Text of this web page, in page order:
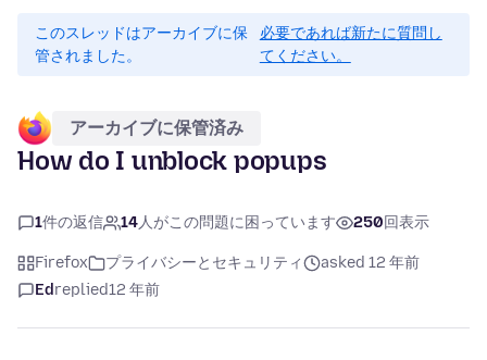
このスレッドはアーカイブに保
管されました。
必要であれば新たに質問し
てください。
アーカイブに保管済み
How do I unblock popups
1件の返信 14人がこの問題に困っています 250回表示
Firefox プライバシーとセキュリティ
asked 12 年前
Edreplied12 年前